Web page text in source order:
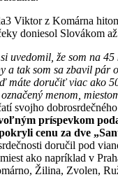
uvedomil, že som na
a tak som sa zbavil pár
máte doručiť viac ako
menom,
svojho
príspevkom
cenu za dve
doručil pod
ako napríklad v
Žilina, Zvolen,